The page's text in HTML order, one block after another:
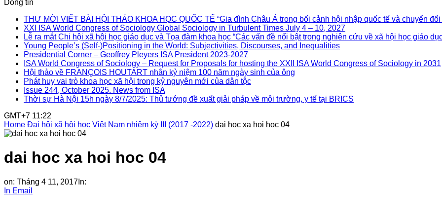
Dòng tin
THƯ MỜI VIẾT BÀI HỘI THẢO KHOA HỌC QUỐC TẾ “Gia đình Châu Á trong bối cảnh hội nhập quốc tế và chuyển đổi
XXI ISA World Congress of Sociology Global Sociology in Turbulent Times July 4 – 10, 2027
Lễ ra mắt Chi hội xã hội học giáo dục và Tọa đàm khoa học “Các vấn đề nổi bật trong nghiên cứu về xã hội học giáo
Young People’s (Self-)Positioning in the World: Subjectivities, Discourses, and Inequalities
Presidential Corner – Geoffrey Pleyers ISA President 2023-2027
ISA World Congress of Sociology – Request for Proposals for hosting the XXII ISA World Congress of Sociology in 2031
Hội thảo về FRANÇOIS HOUTART nhân kỷ niệm 100 năm ngày sinh của ông
Phát huy vai trò khoa học xã hội trong kỷ nguyên mới của dân tộc
Issue 244, October 2025. News from ISA
Thời sự Hà Nội 15h ngày 8/7/2025: Thủ tướng đề xuất giải pháp về môi trường, y tế tại BRICS
GMT+7 11:22
Home Đại hội xã hội học Việt Nam nhiệm kỳ III (2017 -2022) dai hoc xa hoi hoc 04
dai hoc xa hoi hoc 04
on: Tháng 4 11, 2017 In:
In Email